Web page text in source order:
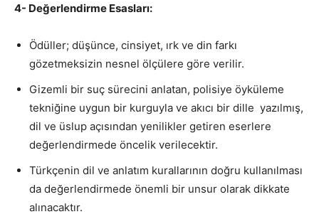
4- Değerlendirme Esasları:
Ödüller; düşünce, cinsiyet, ırk ve din farkı
gözetmeksizin nesnel ölçülere göre verilir.
Gizemli bir suç sürecini anlatan, polisiye öyküleme
tekniğine uygun bir kurguyla ve akıcı bir dille yazılmış,
dil ve üslup açısından yenilikler getiren eserlere
değerlendirmede öncelik verilecektir.
Türkçenin dil ve anlatım kurallarının doğru kullanılması
da değerlendirmede önemli bir unsur olarak dikkate
alınacaktır.